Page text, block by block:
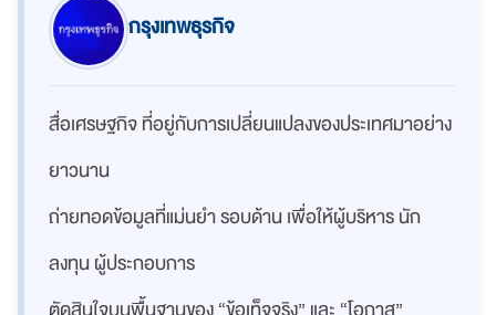
กรุงเทพธุรกิจ
สื่อเศรษฐกิจ ที่อยู่กับการเปลี่ยนแปลงของประเทศมาอย่าง
ยาวนาน
ถ่ายทอดข้อมูลที่แม่นยำ รอบด้าน เพื่อให้ผู้บริหาร นัก
ลงทุน ผู้ประกอบการ